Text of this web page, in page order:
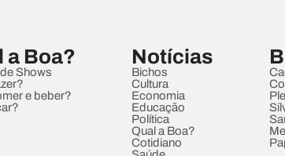
a Boa?
Shows
e beber?
Notícias
Bichos
Cultura
Economia
Educação
Política
Qual a Boa?
Cotidiano